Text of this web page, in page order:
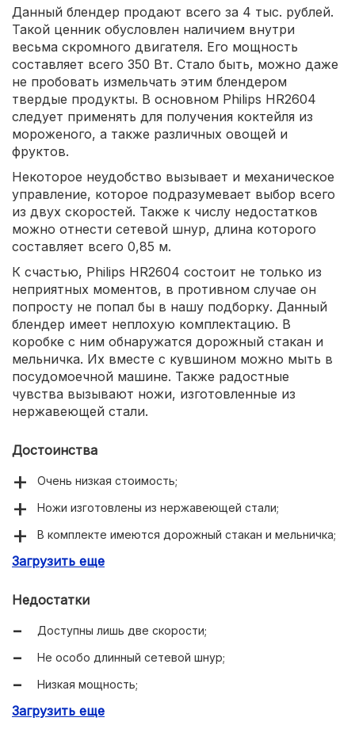
Данный блендер продают всего за 4 тыс. рублей.
Такой ценник обусловлен наличием внутри
весьма скромного двигателя. Его мощность
составляет всего 350 Вт. Стало быть, можно даже
не пробовать измельчать этим блендером
твердые продукты. В основном Philips HR2604
следует применять для получения коктейля из
мороженого, а также различных овощей и
фруктов.
Некоторое неудобство вызывает и механическое
управление, которое подразумевает выбор всего
из двух скоростей. Также к числу недостатков
можно отнести сетевой шнур, длина которого
составляет всего 0,85 м.
К счастью, Philips HR2604 состоит не только из
неприятных моментов, в противном случае он
попросту не попал бы в нашу подборку. Данный
блендер имеет неплохую комплектацию. В
коробке с ним обнаружатся дорожный стакан и
мельничка. Их вместе с кувшином можно мыть в
посудомоечной машине. Также радостные
чувства вызывают ножи, изготовленные из
нержавеющей стали.
Достоинства
Очень низкая стоимость;
Ножи изготовлены из нержавеющей стали;
В комплекте имеются дорожный стакан и мельничка;
Кувшин нельзя разбить.
Загрузить еще
Недостатки
Доступны лишь две скорости;
Не особо длинный сетевой шнур;
Низкая мощность;
Ёмкость кувшина устроит не всех.
Загрузить еще